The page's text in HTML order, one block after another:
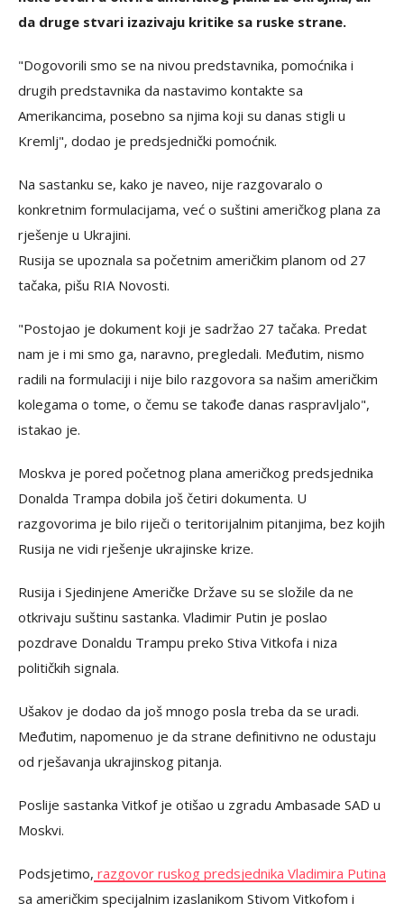
da druge stvari izazivaju kritike sa ruske strane.
"Dogovorili smo se na nivou predstavnika, pomoćnika i
drugih predstavnika da nastavimo kontakte sa
Amerikancima, posebno sa njima koji su danas stigli u
Kremlj", dodao je predsjednički pomoćnik.
Na sastanku se, kako je naveo, nije razgovaralo o
konkretnim formulacijama, već o suštini američkog plana za
rješenje u Ukrajini.
Rusija se upoznala sa početnim američkim planom od 27
tačaka, pišu RIA Novosti.
"Postojao je dokument koji je sadržao 27 tačaka. Predat
nam je i mi smo ga, naravno, pregledali. Međutim, nismo
radili na formulaciji i nije bilo razgovora sa našim američkim
kolegama o tome, o čemu se takođe danas raspravljalo",
istakao je.
Moskva je pored početnog plana američkog predsjednika
Donalda Trampa dobila još četiri dokumenta. U
razgovorima je bilo riječi o teritorijalnim pitanjima, bez kojih
Rusija ne vidi rješenje ukrajinske krize.
Rusija i Sjedinjene Američke Države su se složile da ne
otkrivaju suštinu sastanka. Vladimir Putin je poslao
pozdrave Donaldu Trampu preko Stiva Vitkofa i niza
političkih signala.
Ušakov je dodao da još mnogo posla treba da se uradi.
Međutim, napomenuo je da strane definitivno ne odustaju
od rješavanja ukrajinskog pitanja.
Poslije sastanka Vitkof je otišao u zgradu Ambasade SAD u
Moskvi.
Podsjetimo, razgovor ruskog predsjednika Vladimira Putina
sa američkim specijalnim izaslanikom Stivom Vitkofom i